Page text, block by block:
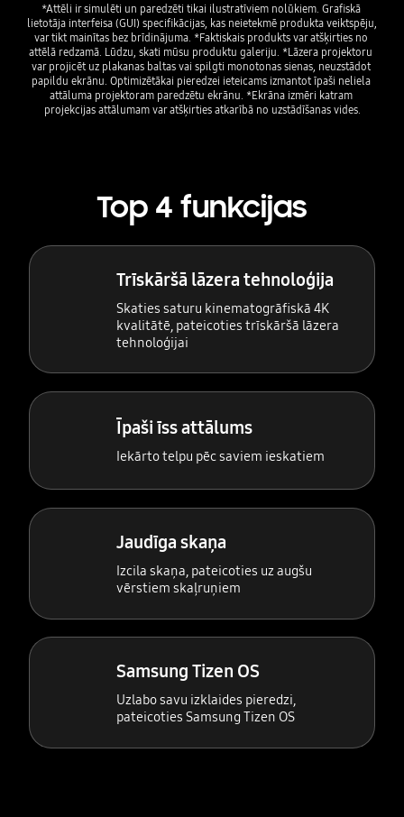
*Attēli ir simulēti un paredzēti tikai ilustratīviem nolūkiem. Grafiskā
lietotāja interfeisa (GUI) specifikācijas, kas neietekmē produkta veiktspēju,
var tikt mainītas bez brīdinājuma. *Faktiskais produkts var atšķirties no
attēlā redzamā. Lūdzu, skati mūsu produktu galeriju. *Lāzera projektoru
var projicēt uz plakanas baltas vai spilgti monotonas sienas, neuzstādot
papildu ekrānu. Optimizētākai pieredzei ieteicams izmantot īpaši neliela
attāluma projektoram paredzētu ekrānu. *Ekrāna izmēri katram
projekcijas attālumam var atšķirties atkarībā no uzstādīšanas vides.
Top 4 funkcijas
Trīskāršā lāzera tehnoloģija
Skaties saturu kinematogrāfiskā 4K
kvalitātē, pateicoties trīskāršā lāzera
tehnoloģijai
Īpaši īss attālums
Iekārto telpu pēc saviem ieskatiem
Jaudīga skaņa
Izcila skaņa, pateicoties uz augšu
vērstiem skaļruņiem
Samsung Tizen OS
Uzlabo savu izklaides pieredzi,
pateicoties Samsung Tizen OS